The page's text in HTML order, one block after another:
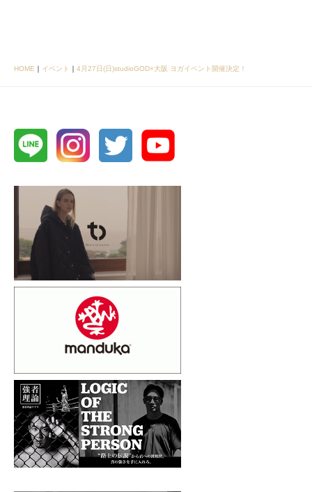
HOME ｜ イベント ｜ 4月27日(日)studioGOD×大阪 ヨガイベント開催決定！